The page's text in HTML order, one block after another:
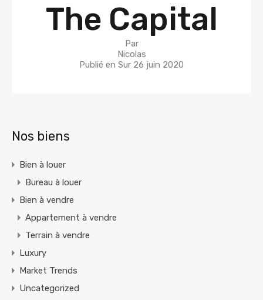
The Capital
Par
Nicolas
Publié en Sur 26 juin 2020
Nos biens
Bien à louer
Bureau à louer
Bien à vendre
Appartement à vendre
Terrain à vendre
Luxury
Market Trends
Uncategorized